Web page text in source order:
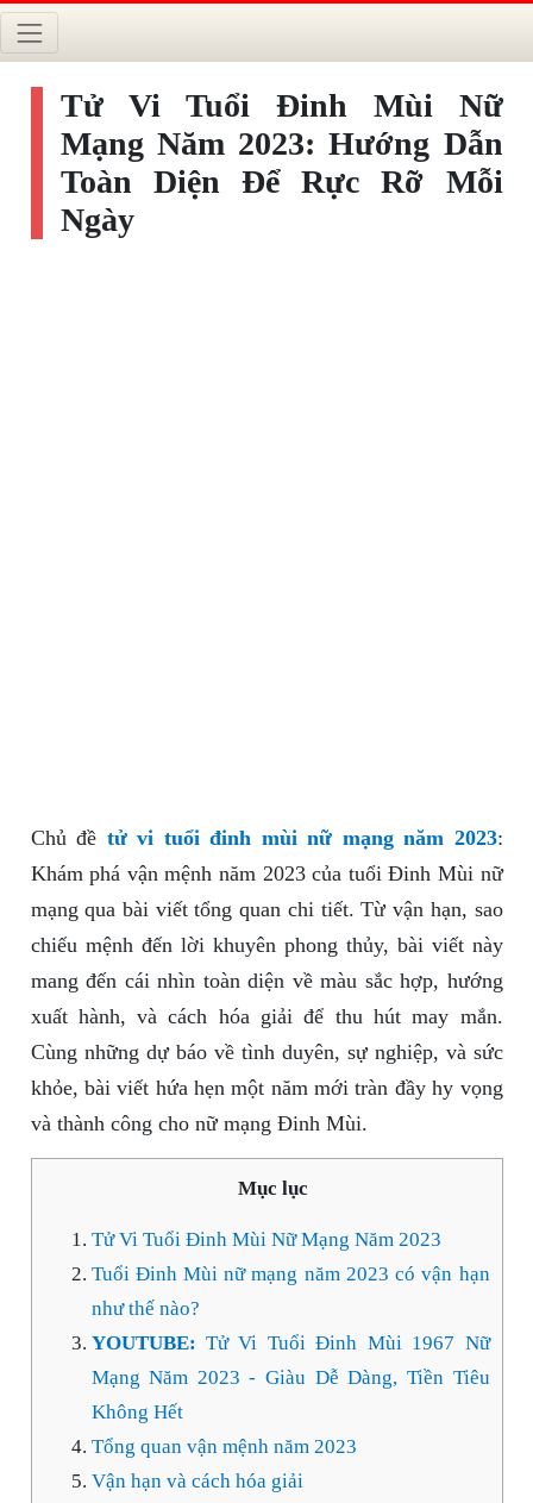
Tử Vi Tuổi Đinh Mùi Nữ
Mạng Năm 2023: Hướng Dẫn
Toàn Diện Để Rực Rỡ Mỗi
Ngày
Chủ đề tử vi tuổi đinh mùi nữ mạng năm 2023:
Khám phá vận mệnh năm 2023 của tuổi Đinh Mùi nữ
mạng qua bài viết tổng quan chi tiết. Từ vận hạn, sao
chiếu mệnh đến lời khuyên phong thủy, bài viết này
mang đến cái nhìn toàn diện về màu sắc hợp, hướng
xuất hành, và cách hóa giải để thu hút may mắn.
Cùng những dự báo về tình duyên, sự nghiệp, và sức
khỏe, bài viết hứa hẹn một năm mới tràn đầy hy vọng
và thành công cho nữ mạng Đinh Mùi.
Mục lục
Tử Vi Tuổi Đinh Mùi Nữ Mạng Năm 2023
Tuổi Đinh Mùi nữ mạng năm 2023 có vận hạn
như thế nào?
YOUTUBE: Tử Vi Tuổi Đinh Mùi 1967 Nữ
Mạng Năm 2023 - Giàu Dễ Dàng, Tiền Tiêu
Không Hết
Tổng quan vận mệnh năm 2023
Vận hạn và cách hóa giải